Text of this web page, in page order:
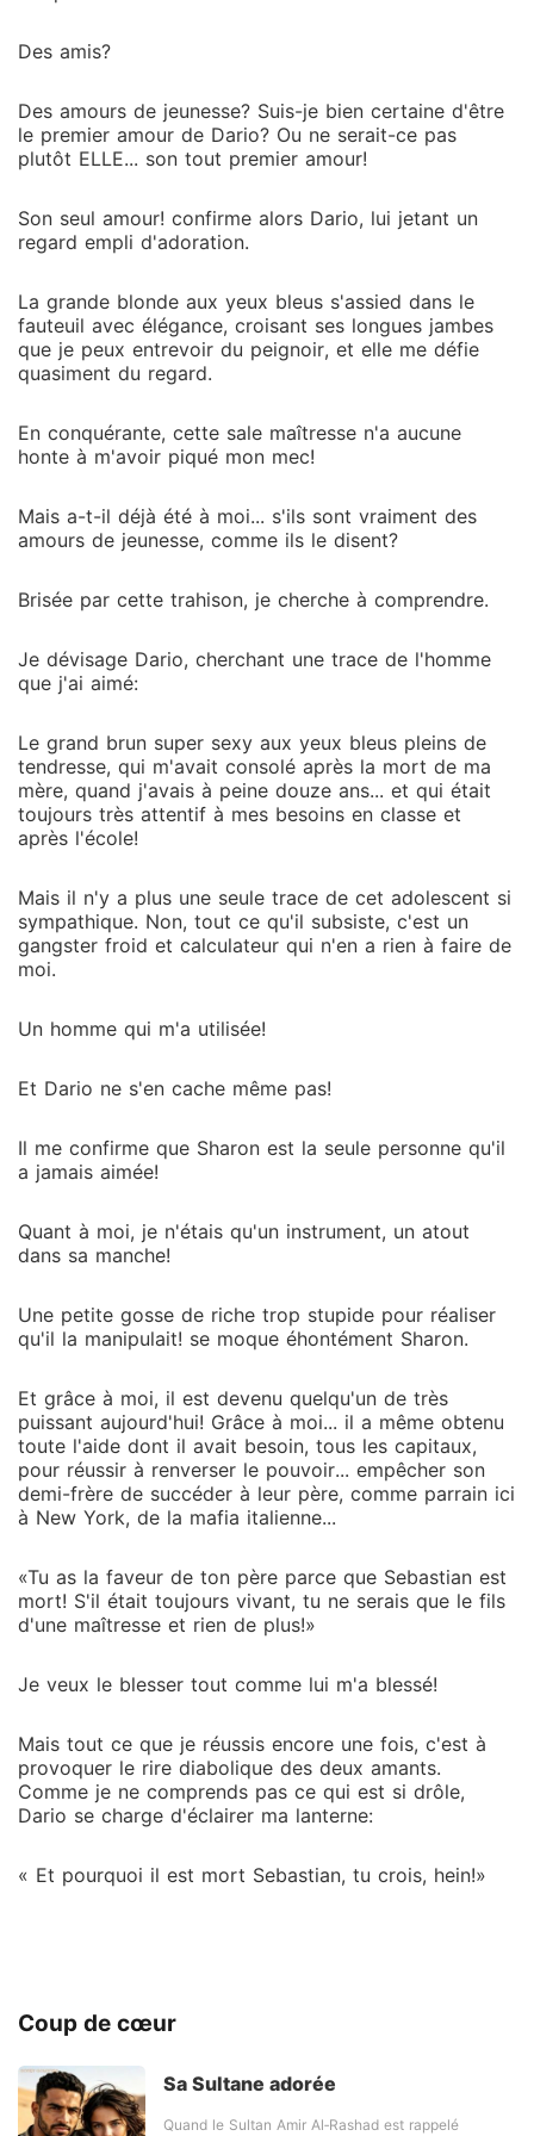
Des amis?
Des amours de jeunesse? Suis-je bien certaine d'être
le premier amour de Dario? Ou ne serait-ce pas
plutôt ELLE... son tout premier amour!
Son seul amour! confirme alors Dario, lui jetant un
regard empli d'adoration.
La grande blonde aux yeux bleus s'assied dans le
fauteuil avec élégance, croisant ses longues jambes
que je peux entrevoir du peignoir, et elle me défie
quasiment du regard.
En conquérante, cette sale maîtresse n'a aucune
honte à m'avoir piqué mon mec!
Mais a-t-il déjà été à moi... s'ils sont vraiment des
amours de jeunesse, comme ils le disent?
Brisée par cette trahison, je cherche à comprendre.
Je dévisage Dario, cherchant une trace de l'homme
que j'ai aimé:
Le grand brun super sexy aux yeux bleus pleins de
tendresse, qui m'avait consolé après la mort de ma
mère, quand j'avais à peine douze ans... et qui était
toujours très attentif à mes besoins en classe et
après l'école!
Mais il n'y a plus une seule trace de cet adolescent si
sympathique. Non, tout ce qu'il subsiste, c'est un
gangster froid et calculateur qui n'en a rien à faire de
moi.
Un homme qui m'a utilisée!
Et Dario ne s'en cache même pas!
Il me confirme que Sharon est la seule personne qu'il
a jamais aimée!
Quant à moi, je n'étais qu'un instrument, un atout
dans sa manche!
Une petite gosse de riche trop stupide pour réaliser
qu'il la manipulait! se moque éhontément Sharon.
Et grâce à moi, il est devenu quelqu'un de très
puissant aujourd'hui! Grâce à moi... il a même obtenu
toute l'aide dont il avait besoin, tous les capitaux,
pour réussir à renverser le pouvoir... empêcher son
demi-frère de succéder à leur père, comme parrain ici
à New York, de la mafia italienne...
«Tu as la faveur de ton père parce que Sebastian est
mort! S'il était toujours vivant, tu ne serais que le fils
d'une maîtresse et rien de plus!»
Je veux le blesser tout comme lui m'a blessé!
Mais tout ce que je réussis encore une fois, c'est à
provoquer le rire diabolique des deux amants.
Comme je ne comprends pas ce qui est si drôle,
Dario se charge d'éclairer ma lanterne:
« Et pourquoi il est mort Sebastian, tu crois, hein!»
Coup de cœur
Sa Sultane adorée
Quand le Sultan Amir Al‑Rashad est rappelé